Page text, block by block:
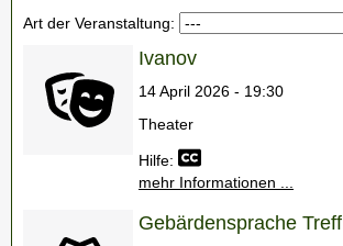
Art der Veranstaltung:
Ivanov
14 April 2026 - 19:30
Theater
Hilfe:
mehr Informationen ...
Gebärdensprache Treff